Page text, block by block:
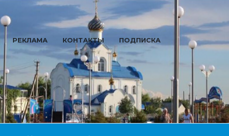
РЕКЛАМА КОНТАКТЫ ПОДПИСКА